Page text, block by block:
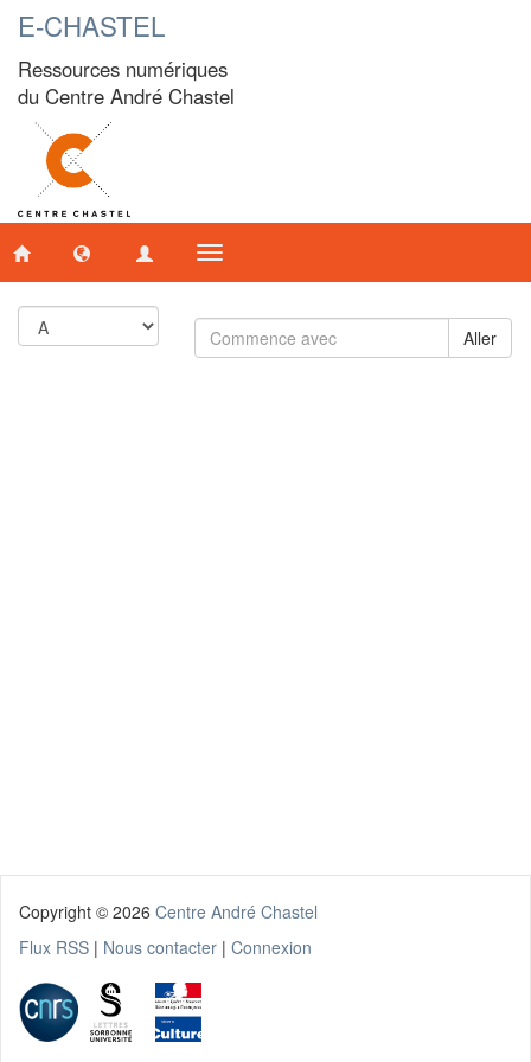
E-CHASTEL
Ressources numériques
du Centre André Chastel
Toggle
navigation
Aller
Copyright © 2026 Centre André Chastel
Flux RSS | Nous contacter | Connexion